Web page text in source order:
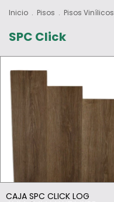
Inicio . Pisos . Pisos Vinílicos
SPC Click
CAJA SPC CLICK LOG